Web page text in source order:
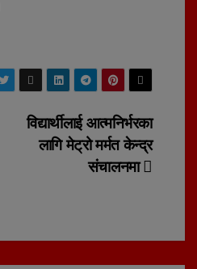
विद्यार्थीलाई आत्मनिर्भरका
लागि मेट्रो मर्मत केन्द्र
संचालनमा